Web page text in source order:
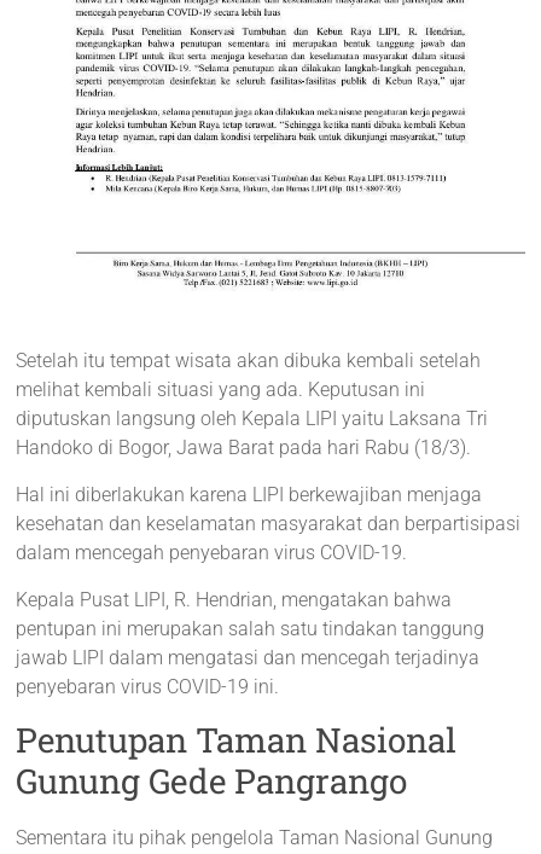
Setelah itu tempat wisata akan dibuka kembali setelah
melihat kembali situasi yang ada. Keputusan ini
diputuskan langsung oleh Kepala LIPI yaitu Laksana Tri
Handoko di Bogor, Jawa Barat pada hari Rabu (18/3).
Hal ini diberlakukan karena LIPI berkewajiban menjaga
kesehatan dan keselamatan masyarakat dan berpartisipasi
dalam mencegah penyebaran virus COVID-19.
Kepala Pusat LIPI, R. Hendrian, mengatakan bahwa
pentupan ini merupakan salah satu tindakan tanggung
jawab LIPI dalam mengatasi dan mencegah terjadinya
penyebaran virus COVID-19 ini.
Penutupan Taman Nasional
Gunung Gede Pangrango
Sementara itu pihak pengelola Taman Nasional Gunung